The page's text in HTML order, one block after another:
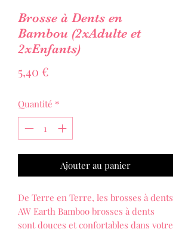
Brosse à Dents en
Bambou (2xAdulte et
2xEnfants)
5,40 €
Quantité *
Ajouter au panier
De Terre en Terre, les brosses à dents
AW Earth Bamboo brosses à dents
sont douces et confortables dans votre